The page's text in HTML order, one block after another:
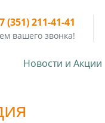
(351) 211-41-41
вашего звонка!
Новости и Акции